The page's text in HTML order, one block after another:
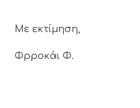
Με εκτίμηση,
Φρροκάι Φ.